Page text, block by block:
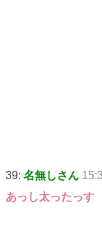
39: 名無しさん
あっし太ったっす